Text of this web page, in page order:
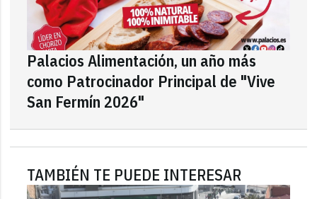
Palacios Alimentación, un año más
como Patrocinador Principal de "Vive
San Fermín 2026"
TAMBIÉN TE PUEDE INTERESAR